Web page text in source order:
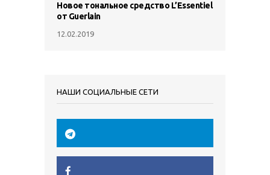
Новое тональное средство L’Essentiel
от Guerlain
12.02.2019
НАШИ СОЦИАЛЬНЫЕ СЕТИ